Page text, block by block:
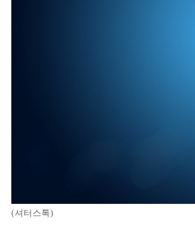
(셔터스톡)